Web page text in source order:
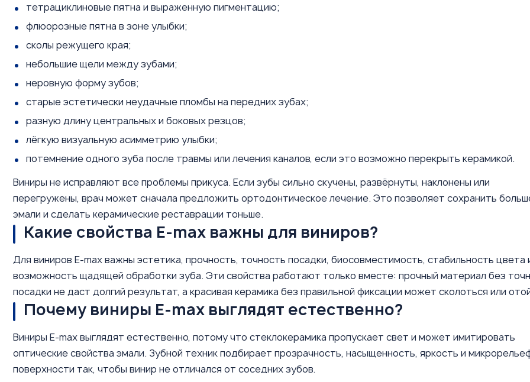
тетрациклиновые пятна и выраженную пигментацию;
флюорозные пятна в зоне улыбки;
сколы режущего края;
небольшие щели между зубами;
неровную форму зубов;
старые эстетически неудачные пломбы на передних зубах;
разную длину центральных и боковых резцов;
лёгкую визуальную асимметрию улыбки;
потемнение одного зуба после травмы или лечения каналов, если это возможно перекрыть керамикой.
Виниры не исправляют все проблемы прикуса. Если зубы сильно скучены, развёрнуты, наклонены или
перегружены, врач может сначала предложить ортодонтическое лечение. Это позволяет сохранить
эмали и сделать керамические реставрации тоньше.
Какие свойства E-max важны для виниров?
Для виниров E-max важны эстетика, прочность, точность посадки, биосовместимость, стабильность цвета
возможность щадящей обработки зуба. Эти свойства работают только вместе: прочный материал без
посадки не даст долгий результат, а красивая керамика без правильной фиксации может сколоться или
Почему виниры E-max выглядят естественно?
Виниры E-max выглядят естественно, потому что стеклокерамика пропускает свет и может имитировать
оптические свойства эмали. Зубной техник подбирает прозрачность, насыщенность, яркость и
поверхности так, чтобы винир не отличался от соседних зубов.